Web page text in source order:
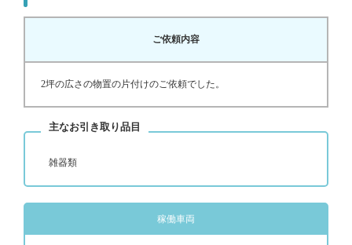
ご依頼内容
2坪の広さの物置の片付けのご依頼でした。
主なお引き取り品目
雑器類
稼働車両